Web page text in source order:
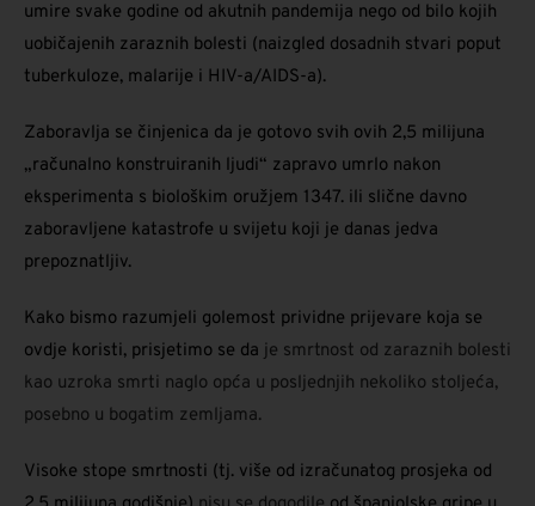
umire svake godine od akutnih pandemija nego od bilo kojih
uobičajenih zaraznih bolesti (naizgled dosadnih stvari poput
tuberkuloze, malarije i HIV-a/AIDS-a).
Zaboravlja se činjenica da je gotovo svih ovih 2,5 milijuna
„računalno konstruiranih ljudi“ zapravo umrlo nakon
eksperimenta s biološkim oružjem 1347. ili slične davno
zaboravljene katastrofe u svijetu koji je danas jedva
prepoznatljiv.
Kako bismo razumjeli golemost prividne prijevare koja se
ovdje koristi, prisjetimo se da je smrtnost od zaraznih bolesti
kao uzroka smrti naglo opća u posljednjih nekoliko stoljeća,
posebno u bogatim zemljama.
Visoke stope smrtnosti (tj. više od izračunatog prosjeka od